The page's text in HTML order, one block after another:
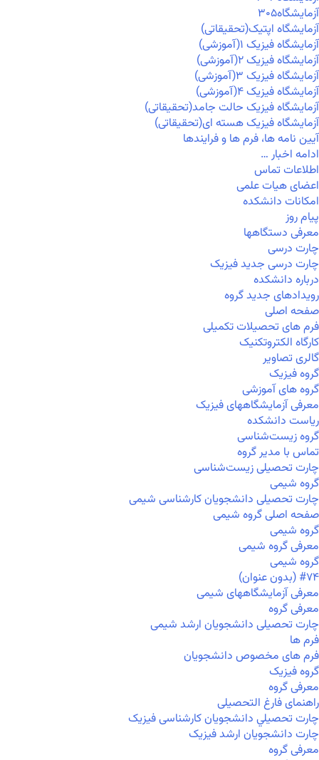
آزمايشگاه۳۰۵
آزمایشگاه اپتیک(تحقیقاتی)
آزمایشگاه فیزیک ۱(آموزشی)
آزمایشگاه فیزیک ۲(آموزشی)
آزمایشگاه فیزیک ۳(آموزشی)
آزمایشگاه فیزیک ۴(آموزشی)
آزمایشگاه فیزیک حالت جامد(تحقیقاتی)
آزمایشگاه فیزیک هسته ای(تحقیقاتی)
آیین نامه ها، فرم ها و فرایندها
ادامه اخبار …
اطلاعات تماس
اعضای هیات علمی
امکانات دانشکده
پیام روز
معرفی دستگاهها
چارت درسی
چارت درسی جدید فیزیک
درباره دانشکده
رویدادهای جدید گروه
صفحه اصلی
فرم های تحصیلات تکمیلی
کارگاه الکتروتکنیک
گالری تصاویر
گروه فیزیک
گروه های آموزشی
معرفی آزمایشگاههای فیزیک
ریاست دانشکده
گروه زیست‌شناسی
تماس با مدیر گروه
چارت تحصیلی زیست‌شناسی
گروه شیمی
چارت تحصیلی دانشجویان کارشناسی شیمی
صفحه اصلی گروه شیمی
گروه شیمی
معرفی گروه شیمی
گروه شیمی
#۷۴ (بدون عنوان)
معرفی آزمایشگاههای شیمی
معرفی گروه
چارت تحصیلی دانشجویان ارشد شیمی
فرم ها
فرم های مخصوص دانشجویان
گروه فیزیک
معرفی گروه
راهنمای فارغ التحصیلی
چارت تحصيلي دانشجویان کارشناسی فیزیک
چارت دانشجویان ارشد فیزیک
معرفی گروه